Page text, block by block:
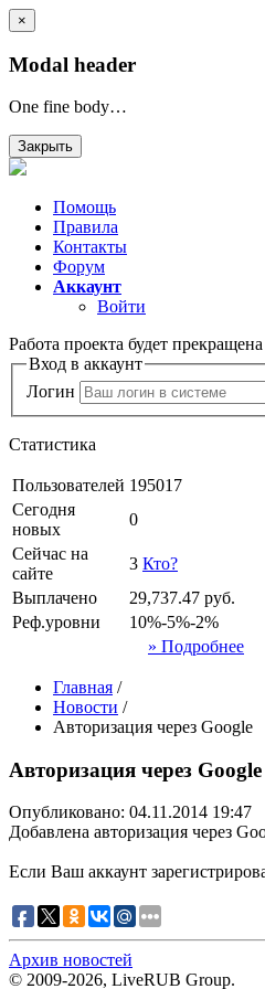
×
Modal header
One fine body…
Закрыть
Помощь
Правила
Контакты
Форум
Аккаунт
Войти
Работа проекта будет
Вход в аккаунт
Логин
Статистика
Пользователей 195017
Сегодня
новых
0
Сейчас на
сайте
3 Кто?
Выплачено
29,737.47 руб.
Реф.уровни
10%-5%-2%
» Подробнее
Главная /
Новости /
Авторизация через Google
Авторизация через Google
Опубликовано: 04.11.2014 19:47
Добавлена авторизация через
Если Ваш аккаунт
Архив новостей
© 2009-2026, LiveRUB Group.